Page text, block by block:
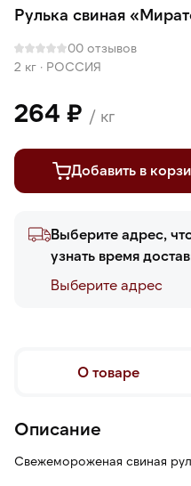
Рулька свиная
00 отзывов
2 кг · РОССИЯ
264 ₽ / кг
Добавить в
Выберите адрес,
узнать время
Выберите адреc
О товаре
Описание
Свежемороженая свиная